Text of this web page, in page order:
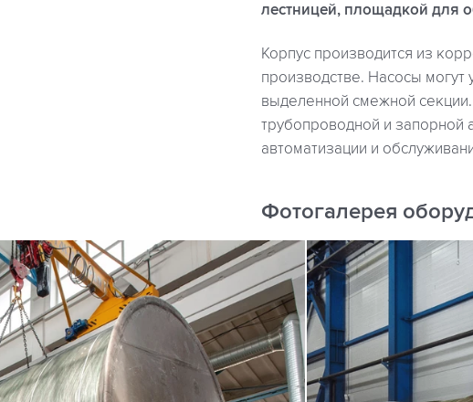
лестницей, площадкой для
Корпус производится из
производстве. Насосы могут
выделенной смежной
трубопроводной и запорной
автоматизации и
Фотогалерея